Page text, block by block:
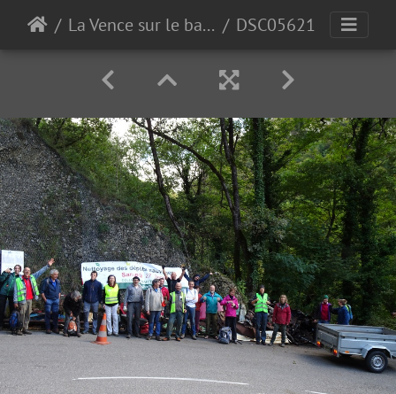
La Vence sur le bas de Quaix DSC05621